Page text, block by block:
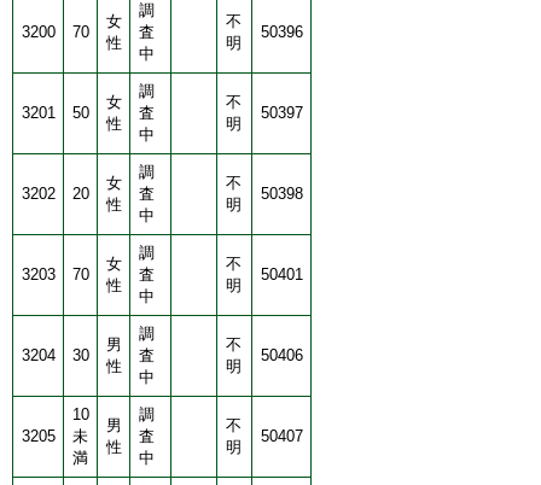
3200 70
女
性
調
査
中
不
明
50396
3201 50
女
性
調
査
中
不
明
50397
3202 20
女
性
調
査
中
不
明
50398
3203 70
女
性
調
査
中
不
明
50401
3204 30
男
性
調
査
中
不
明
50406
3205
10
未
満
男
性
調
査
中
不
明
50407